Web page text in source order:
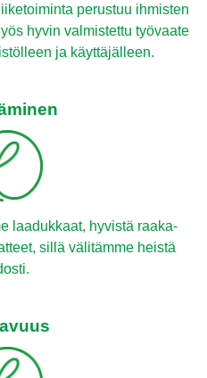
perustuu ihmisten
hyvin valmistettu työvaate
ja käyttäjälleen.
laadukkaat, hyvistä raaka-
sillä välitämme heistä